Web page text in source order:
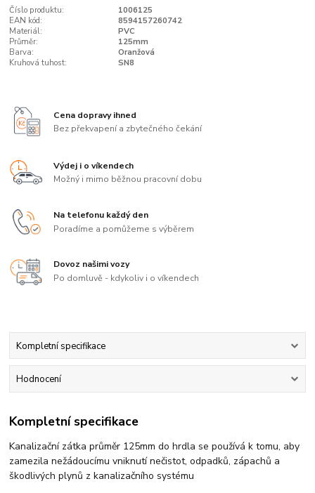
Číslo produktu:
1006125
EAN kód:
8594157260742
Materiál:
PVC
Průměr:
125mm
Barva:
Oranžová
Kruhová tuhost:
SN8
Cena dopravy ihned
Bez překvapení a zbytečného čekání
Výdej i o víkendech
Možný i mimo běžnou pracovní dobu
Na telefonu každý den
Poradíme a pomůžeme s výběrem
Dovoz našimi vozy
Po domluvě - kdykoliv i o víkendech
Kompletní specifikace
Hodnocení
Kompletní specifikace
Kanalizační zátka průměr 125mm do hrdla se používá k tomu, aby
zamezila nežádoucímu vniknutí nečistot, odpadků, zápachů a
škodlivých plynů z kanalizačního systému